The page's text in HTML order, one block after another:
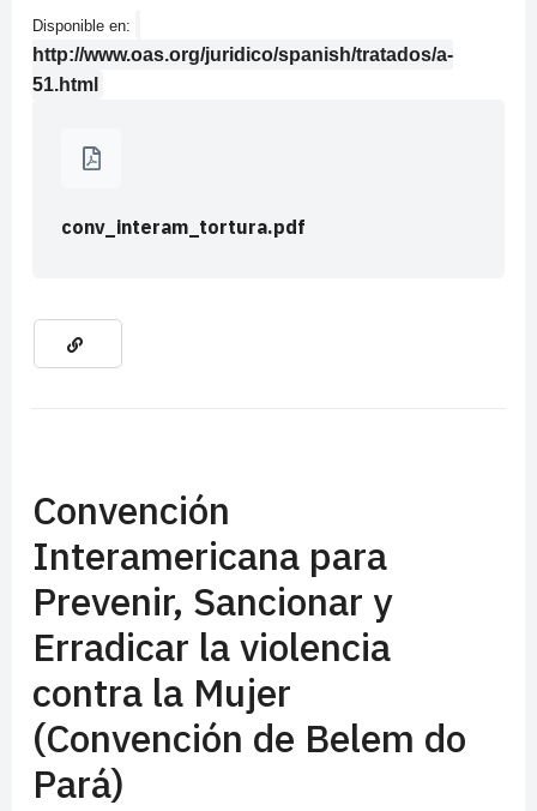
Disponible en:
http://www.oas.org/juridico/spanish/tratados/a-
51.html
conv_interam_tortura.pdf
Convención
Interamericana para
Prevenir, Sancionar y
Erradicar la violencia
contra la Mujer
(Convención de Belem do
Pará)